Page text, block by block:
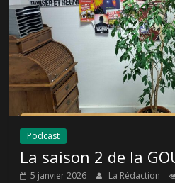
Podcast
La saison 2 de la
5 janvier 2026 La Rédaction